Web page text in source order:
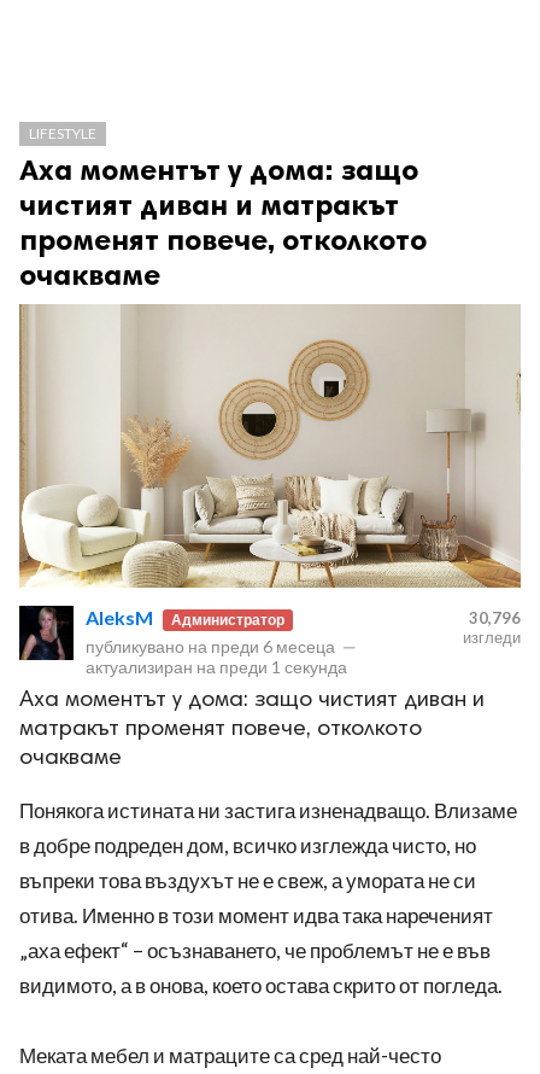
LIFESTYLE
Аха моментът у дома: защо
чистият диван и матракът
променят повече, отколкото
очакваме
AleksM Администратор
публикувано на преди 6 месеца —
актуализиран на преди 1 секунда
30,796
изгледи
Аха моментът у дома: защо чистият диван и
матракът променят повече, отколкото
очакваме
Понякога истината ни застига изненадващо. Влизаме
в добре подреден дом, всичко изглежда чисто, но
въпреки това въздухът не е свеж, а умората не си
отива. Именно в този момент идва така нареченият
„аха ефект“ – осъзнаването, че проблемът не е във
видимото, а в онова, което остава скрито от погледа.
Меката мебел и матраците са сред най-често